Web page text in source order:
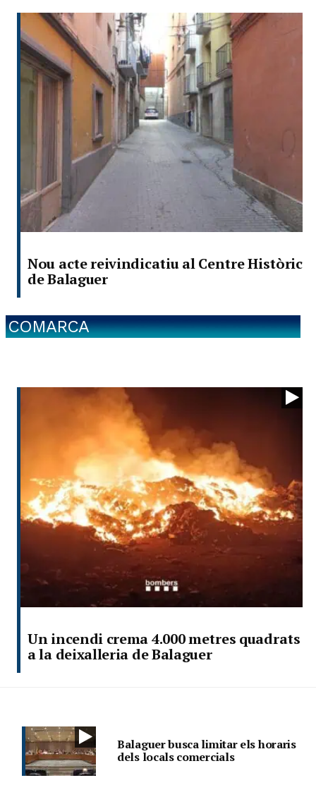
Nou acte reivindicatiu al Centre Històric
de Balaguer
COMARCA
Un incendi crema 4.000 metres quadrats
a la deixalleria de Balaguer
Balaguer busca limitar els horaris
dels locals comercials